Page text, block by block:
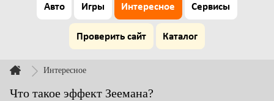
Авто Игры Интересное Сервисы
Проверить сайт Каталог
Интересное
Что такое эффект Зеемана?